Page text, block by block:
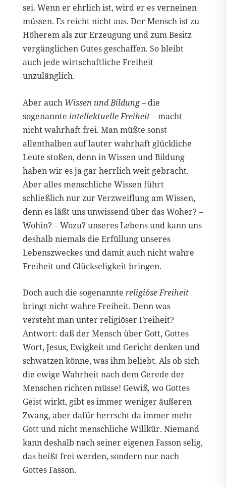
sei. Wenn er ehrlich ist, wird er es verneinen
müssen. Es reicht nicht aus. Der Mensch ist zu
Höherem als zur Erzeugung und zum Besitz
vergänglichen Gutes geschaffen. So bleibt
auch jede wirtschaftliche Freiheit
unzulänglich.
Aber auch Wissen und Bildung– die
sogenannte intellektuelle Freiheit– macht
nicht wahrhaft frei. Man müßte sonst
allenthalben auf lauter wahrhaft glückliche
Leute stoßen, denn in Wissen und Bildung
haben wir es ja gar herrlich weit gebracht.
Aber alles menschliche Wissen führt
schließlich nur zur Verzweiflung am Wissen,
denn es läßt uns unwissend über das Woher? –
Wohin? – Wozu? unseres Lebens und kann uns
deshalb niemals die Erfüllung unseres
Lebenszweckes und damit auch nicht wahre
Freiheit und Glückseligkeit bringen.
Doch auch die sogenannte religiöse Freiheit
bringt nicht wahre Freiheit. Denn was
versteht man unter religiöser Freiheit?
Antwort: daß der Mensch über Gott, Gottes
Wort, Jesus, Ewigkeit und Gericht denken und
schwatzen könne, was ihm beliebt. Als ob sich
die ewige Wahrheit nach dem Gerede der
Menschen richten müsse! Gewiß, wo Gottes
Geist wirkt, gibt es immer weniger äußeren
Zwang, aber dafür herrscht da immer mehr
Gott und nicht menschliche Willkür. Niemand
kann deshalb nach seiner eigenen Fasson selig,
das heißt frei werden, sondern nur nach
Gottes Fasson.